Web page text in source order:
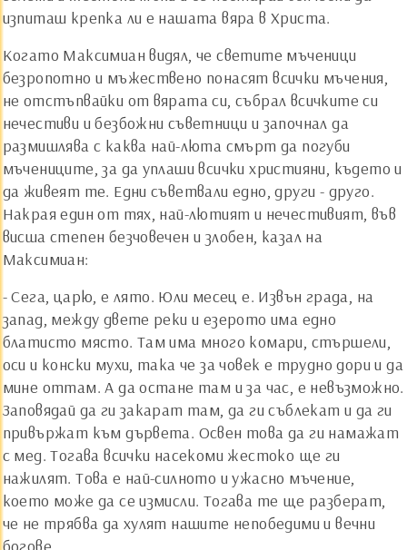
изпиташ крепка ли е нашата вяра в Христа.
Когато Максимиан видял, че светите мъченици
безропотно и мъжествено понасят всички мъчения,
не отстъпвайки от вярата си, събрал всичките си
нечестиви и безбожни съветници и започнал да
размишлява с каква най-люта смърт да погуби
мъчениците, за да уплаши всички християни, където и
да живеят те. Едни съветвали едно, други - друго.
Накрая един от тях, най-лютият и нечестивият, във
висша степен безчовечен и злобен, казал на
Максимиан:
- Сега, царю, е лято. Юли месец е. Извън града, на
запад, между двете реки и езерото има едно
блатисто място. Там има много комари, стършели,
оси и конски мухи, така че за човек е трудно дори и да
мине оттам. А да остане там и за час, е невъзможно.
Заповядай да ги закарат там, да ги съблекат и да ги
привържат към дървета. Освен това да ги намажат
с мед. Тогава всички насекоми жестоко ще ги
нажилят. Това е най-силното и ужасно мъчение,
което може да се измисли. Тогава те ще разберат,
че не трябва да хулят нашите непобедими и вечни